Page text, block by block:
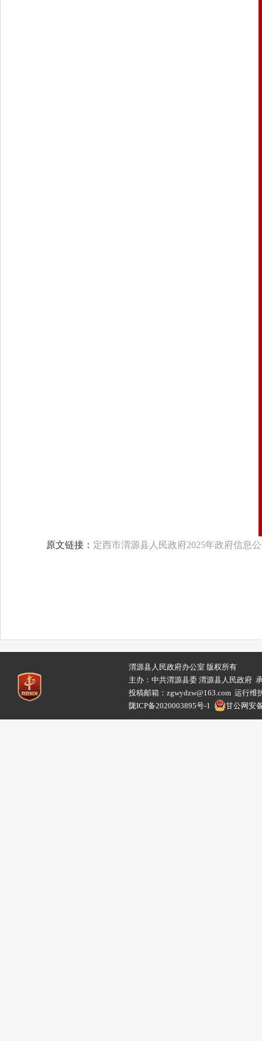
原文链接： 定西市渭源县人民政府2025年政府信息
渭源县人民政府办公室 版权所有
主办：中共渭源县委 渭源县人民政府
投稿邮箱：zgwydzw@163.com 运行维
陇ICP备2020003895号-1
甘公网安